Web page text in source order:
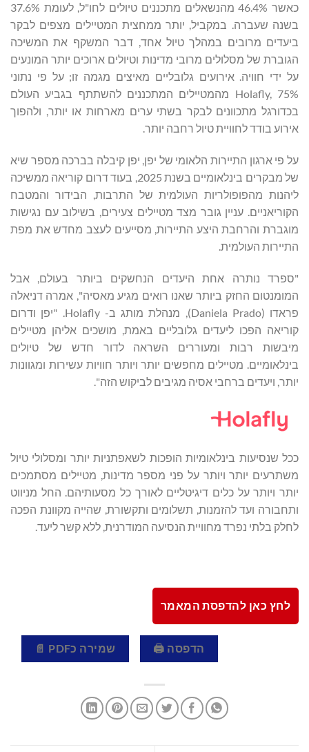
כאשר 46.4% מהנשאלים מתכננים טיולים לחו"ל, לעומת 37.6%
בשנה שעברה. במקביל, יותר ממחצית המטיילים מצפים לבקר
ביעדים מרובים במהלך טיול אחד, דבר המשקף את המשיכה
הגוברת של מסלולים מרובי מדינות וטיולים ארוכים יותר המונעים
על ידי חוויה. אירועים גלובליים מאיצים מגמה זו; על פי נתוני
Holafly, 75% מהמטיילים המתכננים להשתתף בגביע העולם
בכדורגל מתכוונים לבקר בשתי ערים מארחות או יותר, ולהפוך
אירוע בודד לחוויית טיול רחבה יותר.
על פי ארגון התיירות הלאומי של יפן, יפן קיבלה בברכה מספר שיא
של מבקרים בינלאומיים בשנת 2025, בעוד דרום קוריאה ממשיכה
ליהנות מהפופולריות העולמית של התרבות, הבידור והמטבח
הקוריאניים. עניין גובר מצד מטיילים צעירים, בשילוב עם נגישות
מוגברת והרחבת היצע התיירות, מסייעים לעצב מחדש את מפת
התיירות העולמית.
"ספרד נותרה אחת היעדים הנחשקים ביותר בעולם, אבל
המומנטום החזק ביותר שאנו רואים מגיע מאסיה", אמרה דניאלה
פראדו (Daniela Prado), מנהלת מותג ב- Holafly. "יפן ודרום
קוריאה הפכו ליעדים גלובליים באמת, מושכים אליהן מטיילים
מיבשות רבות ומעוררים השראה לדור חדש של טיולים
בינלאומיים. מטיילים מחפשים יותר ויותר חוויות עשירות ומגוונות
יותר, ויעדים ברחבי אסיה מגיבים לביקוש הזה".
ככל שנסיעות בינלאומיות הופכות לשאפתניות יותר ומסלולי טיול
משתרעים יותר ויותר על פני מספר מדינות, מטיילים מסתמכים
יותר ויותר על כלים דיגיטליים לאורך כל מסעותיהם. החל מניווט
ותחבורה ועד להזמנות, תשלומים ותקשורת, שהייה מקוונת הפכה
לחלק בלתי נפרד מחוויית הנסיעה המודרנית, ללא קשר ליעד.
לחץ כאן להדפסת המאמר
הדפסה 🖨 שמירה כPDF 📄